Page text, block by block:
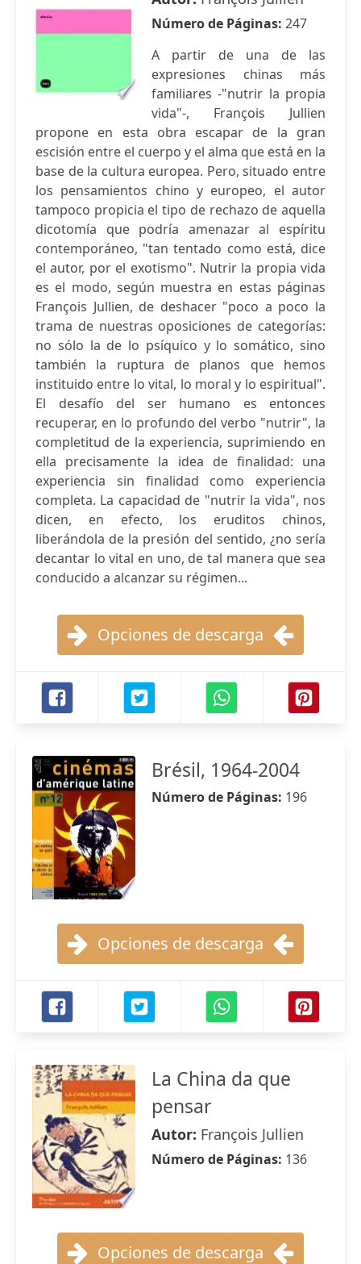
Número de Páginas: 247
A partir de una de las
expresiones chinas más
familiares -"nutrir la propia
vida"-, François Jullien
propone en esta obra escapar de la gran
escisión entre el cuerpo y el alma que está en la
base de la cultura europea. Pero, situado entre
los pensamientos chino y europeo, el autor
tampoco propicia el tipo de rechazo de aquella
dicotomía que podría amenazar al espíritu
contemporáneo, "tan tentado como está, dice
el autor, por el exotismo". Nutrir la propia vida
es el modo, según muestra en estas páginas
François Jullien, de deshacer "poco a poco la
trama de nuestras oposiciones de categorías:
no sólo la de lo psíquico y lo somático, sino
también la ruptura de planos que hemos
instituido entre lo vital, lo moral y lo espiritual".
El desafío del ser humano es entonces
recuperar, en lo profundo del verbo "nutrir", la
completitud de la experiencia, suprimiendo en
ella precisamente la idea de finalidad: una
experiencia sin finalidad como experiencia
completa. La capacidad de "nutrir la vida", nos
dicen, en efecto, los eruditos chinos,
liberándola de la presión del sentido, ¿no sería
decantar lo vital en uno, de tal manera que sea
conducido a alcanzar su régimen...
Opciones de descarga
Brésil, 1964-2004
Número de Páginas: 196
Opciones de descarga
La China da que
pensar
Autor: François Jullien
Número de Páginas: 136
Opciones de descarga